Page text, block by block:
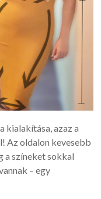
kialakítása, azaz a
Az oldalon kevesebb
a színeket sokkal
– egy